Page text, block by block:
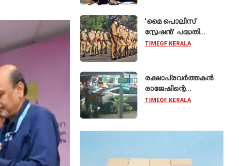
'മൈ പൊലീസ്
സ്റ്റേഷൻ' പദ്ധതി
ഓഗസ്റ്റ് 15 മുതൽ;
സ്റ്റേഷനുകളുടെയും
ചുമതല
എസ്‌ഐമാർക്ക്
TIMEOF KERALA
രക്ഷാപ്രവർത്തകൻ
രാജേഷിന്റെ
മൃതദേഹത്തോട്
TIMEOF KERALA